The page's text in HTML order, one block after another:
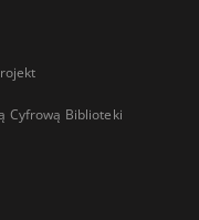
Cyfrową Biblioteki